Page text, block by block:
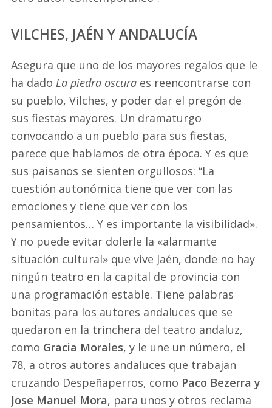
VILCHES, JAÉN Y ANDALUCÍA
Asegura que uno de los mayores regalos que le
ha dado La piedra oscura es reencontrarse con
su pueblo, Vilches, y poder dar el pregón de
sus fiestas mayores. Un dramaturgo
convocando a un pueblo para sus fiestas,
parece que hablamos de otra época. Y es que
sus paisanos se sienten orgullosos: “La
cuestión autonómica tiene que ver con las
emociones y tiene que ver con los
pensamientos… Y es importante la visibilidad».
Y no puede evitar dolerle la «alarmante
situación cultural» que vive Jaén, donde no hay
ningún teatro en la capital de provincia con
una programación estable. Tiene palabras
bonitas para los autores andaluces que se
quedaron en la trinchera del teatro andaluz,
como Gracia Morales, y le une un número, el
78, a otros autores andaluces que trabajan
cruzando Despeñaperros, como Paco Bezerra y
Jose Manuel Mora, para unos y otros reclama